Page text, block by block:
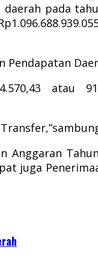
pada
atau
juga